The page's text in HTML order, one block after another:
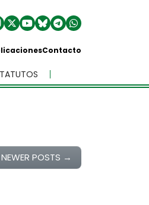
Contacto
NEWER POSTS →